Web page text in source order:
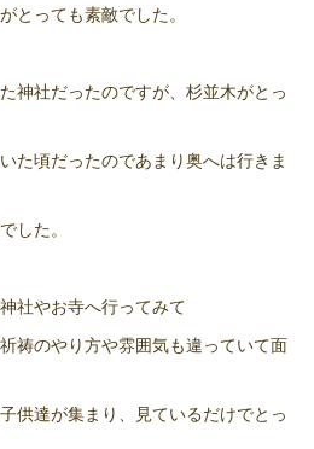
とっても素敵でした。
神社だったのですが、杉並木がとっ
た頃だったのであまり奥へは行きま
した。
社やお寺へ行ってみて
祷のやり方や雰囲気も違っていて面
供達が集まり、見ているだけでとっ